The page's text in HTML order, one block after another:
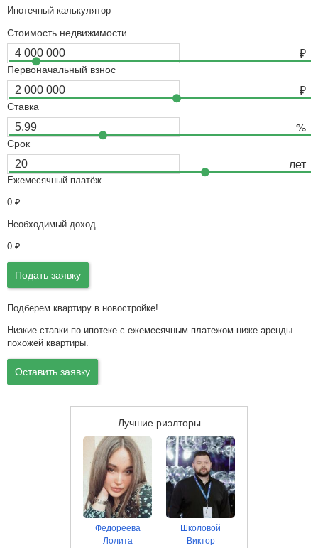
Ипотечный калькулятор
Стоимость недвижимости
Первоначальный взнос
Ставка
Срок
Ежемесячный платёж
0 ₽
Необходимый доход
0 ₽
Подать заявку
Подберем квартиру в новостройке!
Низкие ставки по ипотеке с ежемесячным платежом ниже аренды
похожей квартиры.
Оставить заявку
Лучшие риэлторы
Федореева
Лолита
Школовой
Виктор